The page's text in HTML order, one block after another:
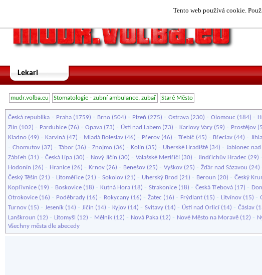
Tento web používá cookie.
Lekari
mudr.volba.eu Stomatologie - zubní ambulance, zubař Staré Město
Česká republika - Praha (1759) - Brno (504) - Plzeň (275) - Ostrava (230) - Olomouc (184) -
Zlín (102) - Pardubice (76) - Opava (73) - Ústí nad Labem (73) - Karlovy Vary (59) - Prostějov
Kladno (49) - Karviná (47) - Mladá Boleslav (46) - Přerov (46) - Třebíč (45) - Břeclav (44) -
- Chomutov (37) - Tábor (36) - Znojmo (36) - Kolín (35) - Uherské Hradiště (34) - Jablonec nad
Zábřeh (31) - Česká Lípa (30) - Nový Jičín (30) - Valašské Meziříčí (30) - Jindřichův Hradec (29) -
Hodonín (26) - Hranice (26) - Krnov (26) - Benešov (25) - Vyškov (25) - Žďár nad Sázavou (24)
Český Těšín (21) - Litoměřice (21) - Sokolov (21) - Uherský Brod (21) - Beroun (20) - Český
Kopřivnice (19) - Boskovice (18) - Kutná Hora (18) - Strakonice (18) - Česká Třebová (17) -
Otrokovice (16) - Poděbrady (16) - Rokycany (16) - Žatec (16) - Frýdlant (15) - Litvínov (15) -
Turnov (15) - Jeseník (14) - Jičín (14) - Kyjov (14) - Svitavy (14) - Ústí nad Orlicí (14) - Čáslav
Lanškroun (12) - Litomyšl (12) - Mělník (12) - Nová Paka (12) - Nové Město na Moravě (12) -
Všechny města dle abecedy